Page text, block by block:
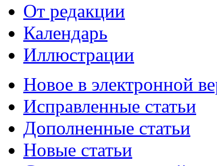
От редакции
Календарь
Иллюстрации
Новое в электронной
Исправленные статьи
Дополненные статьи
Новые статьи